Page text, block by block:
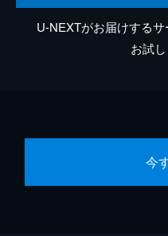
U-NEXTがお届けする
お試し
今